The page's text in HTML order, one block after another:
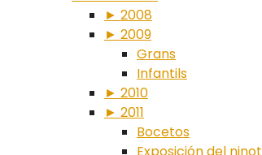
► 2008
► 2009
Grans
Infantils
► 2010
► 2011
Bocetos